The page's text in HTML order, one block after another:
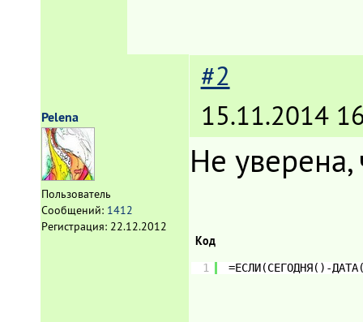
Pelena
Пользователь
Сообщений: 1412
Регистрация: 22.12.2012
#2
15.11.2014
Не
Код
1 =ЕСЛИ(СЕГОДНЯ()-